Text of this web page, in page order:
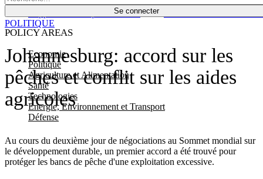
Se connecter
POLICY AREAS
Economie
Politique
Agriculture et Alimentation
Santé
Technologies
Energie, Environnement et Transport
Défense
Économie
Johannesburg: accord sur les
pêches et conflit sur les aides
agricoles
Au cours du deuxième jour de négociations au Sommet mondial sur
le développement durable, un premier accord a été trouvé pour
protéger les bancs de pêche d'une exploitation excessive.
POLITIQUE